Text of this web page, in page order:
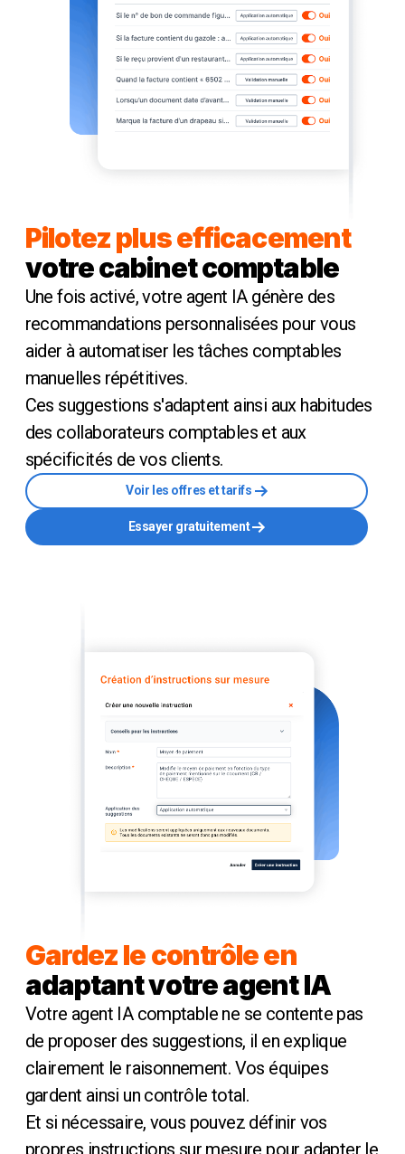
Pilotez plus efficacement
votre cabinet comptable
Une fois activé, votre agent IA génère des
recommandations personnalisées pour vous
aider à automatiser les tâches comptables
manuelles répétitives.
Ces suggestions s'adaptent ainsi aux habitudes
des collaborateurs comptables et aux
spécificités de vos clients.
Voir les offres et tarifs
Essayer gratuitement
Gardez le contrôle en
adaptant votre agent IA
Votre agent IA comptable ne se contente pas
de proposer des suggestions, il en explique
clairement le raisonnement. Vos équipes
gardent ainsi un contrôle total.
Et si nécessaire, vous pouvez définir vos
propres instructions sur mesure pour adapter le